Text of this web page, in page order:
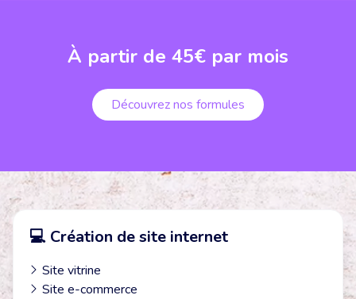
À partir de 45€ par mois
Découvrez nos formules
💻 Création de site internet
Site vitrine
Site e-commerce